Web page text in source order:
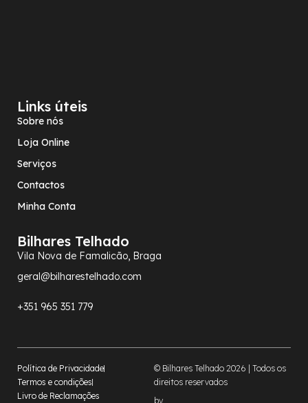
Links úteis
Sobre nós
Loja Online
Serviços
Contactos
Minha Conta
Bilhares Telhado
Vila Nova de Famalicão, Braga
geral@bilharestelhado.com
+351 965 351 779
Política de Privacidade
Termos e condições
Livro de Reclamações
© Bilhares Telhado 2026 | Todos os
direitos reservados
by